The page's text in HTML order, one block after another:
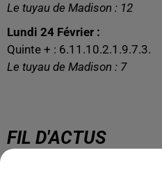
Le tuyau de Madison : 12
Lundi 24 Février :
Quinte + : 6.11.10.2.1.9.7.3.
Le tuyau de Madison : 7
FIL D'ACTUS